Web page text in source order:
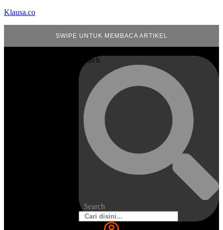
Klausa.co
SWIPE UNTUK MEMBACA ARTIKEL
Search
Search